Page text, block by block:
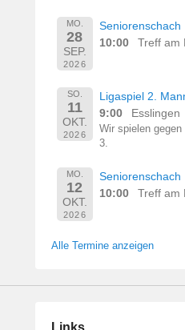
MO.
28
SEP.
2026
Seniorenschach
10:00
Treff am
SO.
11
OKT.
2026
Ligaspiel 2.
9:00
Esslingen
Wir spielen
3.
MO.
12
OKT.
2026
Seniorenschach
10:00
Treff am
Alle Termine anzeigen
Links